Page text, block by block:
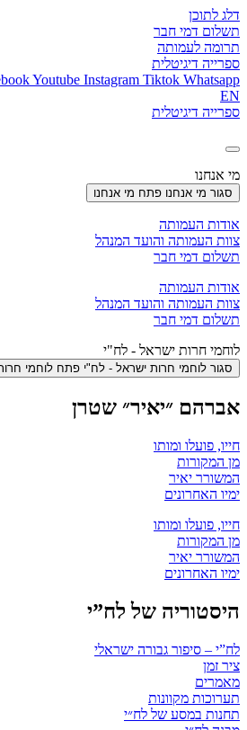
דלג לתוכן
תשלום דמי חבר
תרומה לעמותה
ספרייה דיגיטלית
Youtube Instagram Tiktok Whatsapp
EN
ספרייה דיגיטלית
מי אנחנו
סגור מי אנחנו פתח מי אנחנו
אודות העמותה
צוות העמותה והועד המנהל
תשלום דמי חבר
אודות העמותה
צוות העמותה והועד המנהל
תשלום דמי חבר
לוחמי חרות ישראל - לח"י
סגור לוחמי חרות ישראל - לח"י פתח לוחמי
אברהם ״יאיר״ שטרן
חייו, פועלו ומותו
מן המקורות
המשורר יאיר
ימיו האחרונים
חייו, פועלו ומותו
מן המקורות
המשורר יאיר
ימיו האחרונים
היסטוריה של לח”י
לח”י – סיפור גבורה ישראלי
ציר זמן
מאמרים
תערוכות מקוונות
תחנות במסע של לח״י